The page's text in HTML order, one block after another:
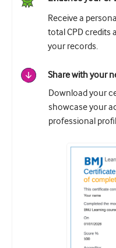
Receive a
total CPD credits
your records.
Share with your
Download your
showcase your
professional